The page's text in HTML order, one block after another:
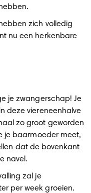
zich volledig
nu een herkenbare
je zwangerschap! Je
deze viereneenhalve
zo groot geworden
je baarmoeder meet,
dat de bovenkant
navel.
zal je
per week groeien.